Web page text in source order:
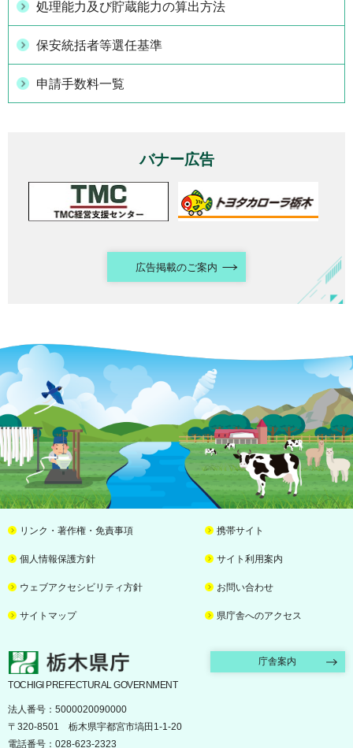
処理能力及び貯蔵能力の算出方法
保安統括者等選任基準
申請手数料一覧
バナー広告
広告掲載のご案内
リンク・著作権・免責事項 携帯サイト
個人情報保護方針 サイト利用案内
ウェブアクセシビリティ方針 お問い合わせ
サイトマップ 県庁舎へのアクセス
栃木県庁 庁舎案内
TOCHIGI PREFECTURAL GOVERNMENT
法人番号：5000020090000
〒320-8501 栃木県宇都宮市塙田1-1-20
電話番号：028-623-2323